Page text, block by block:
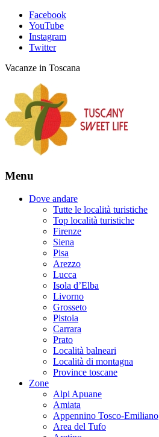
Facebook
YouTube
Instagram
Twitter
Vacanze in Toscana
Menu
Dove andare
Tutte le località turistiche
Top località turistiche
Firenze
Siena
Pisa
Arezzo
Lucca
Isola d’Elba
Livorno
Grosseto
Pistoia
Carrara
Prato
Località balneari
Località di montagna
Province toscane
Zone
Alpi Apuane
Amiata
Appennino Tosco-Emiliano
Area del Tufo